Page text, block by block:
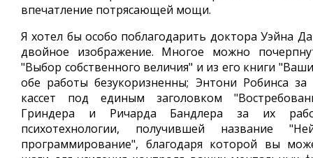
впечатление потрясающей мощи.
Я хотел бы особо поблагодарить доктора Уэйна
двойное изображение. Многое можно
"Выбор собственного величия" и из его книги
обе работы безукоризненны; Энтони Робинса
кассет под единым заголовком
Гриндера и Ричарда Бандлера за их
психотехнологии, получившей название
программирование", благодаря которой вы